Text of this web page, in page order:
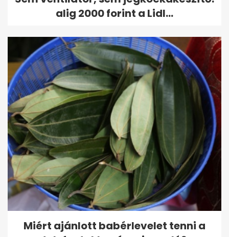
alig 2000 forint a Lidl...
Miért ajánlott babérlevelet tenni a